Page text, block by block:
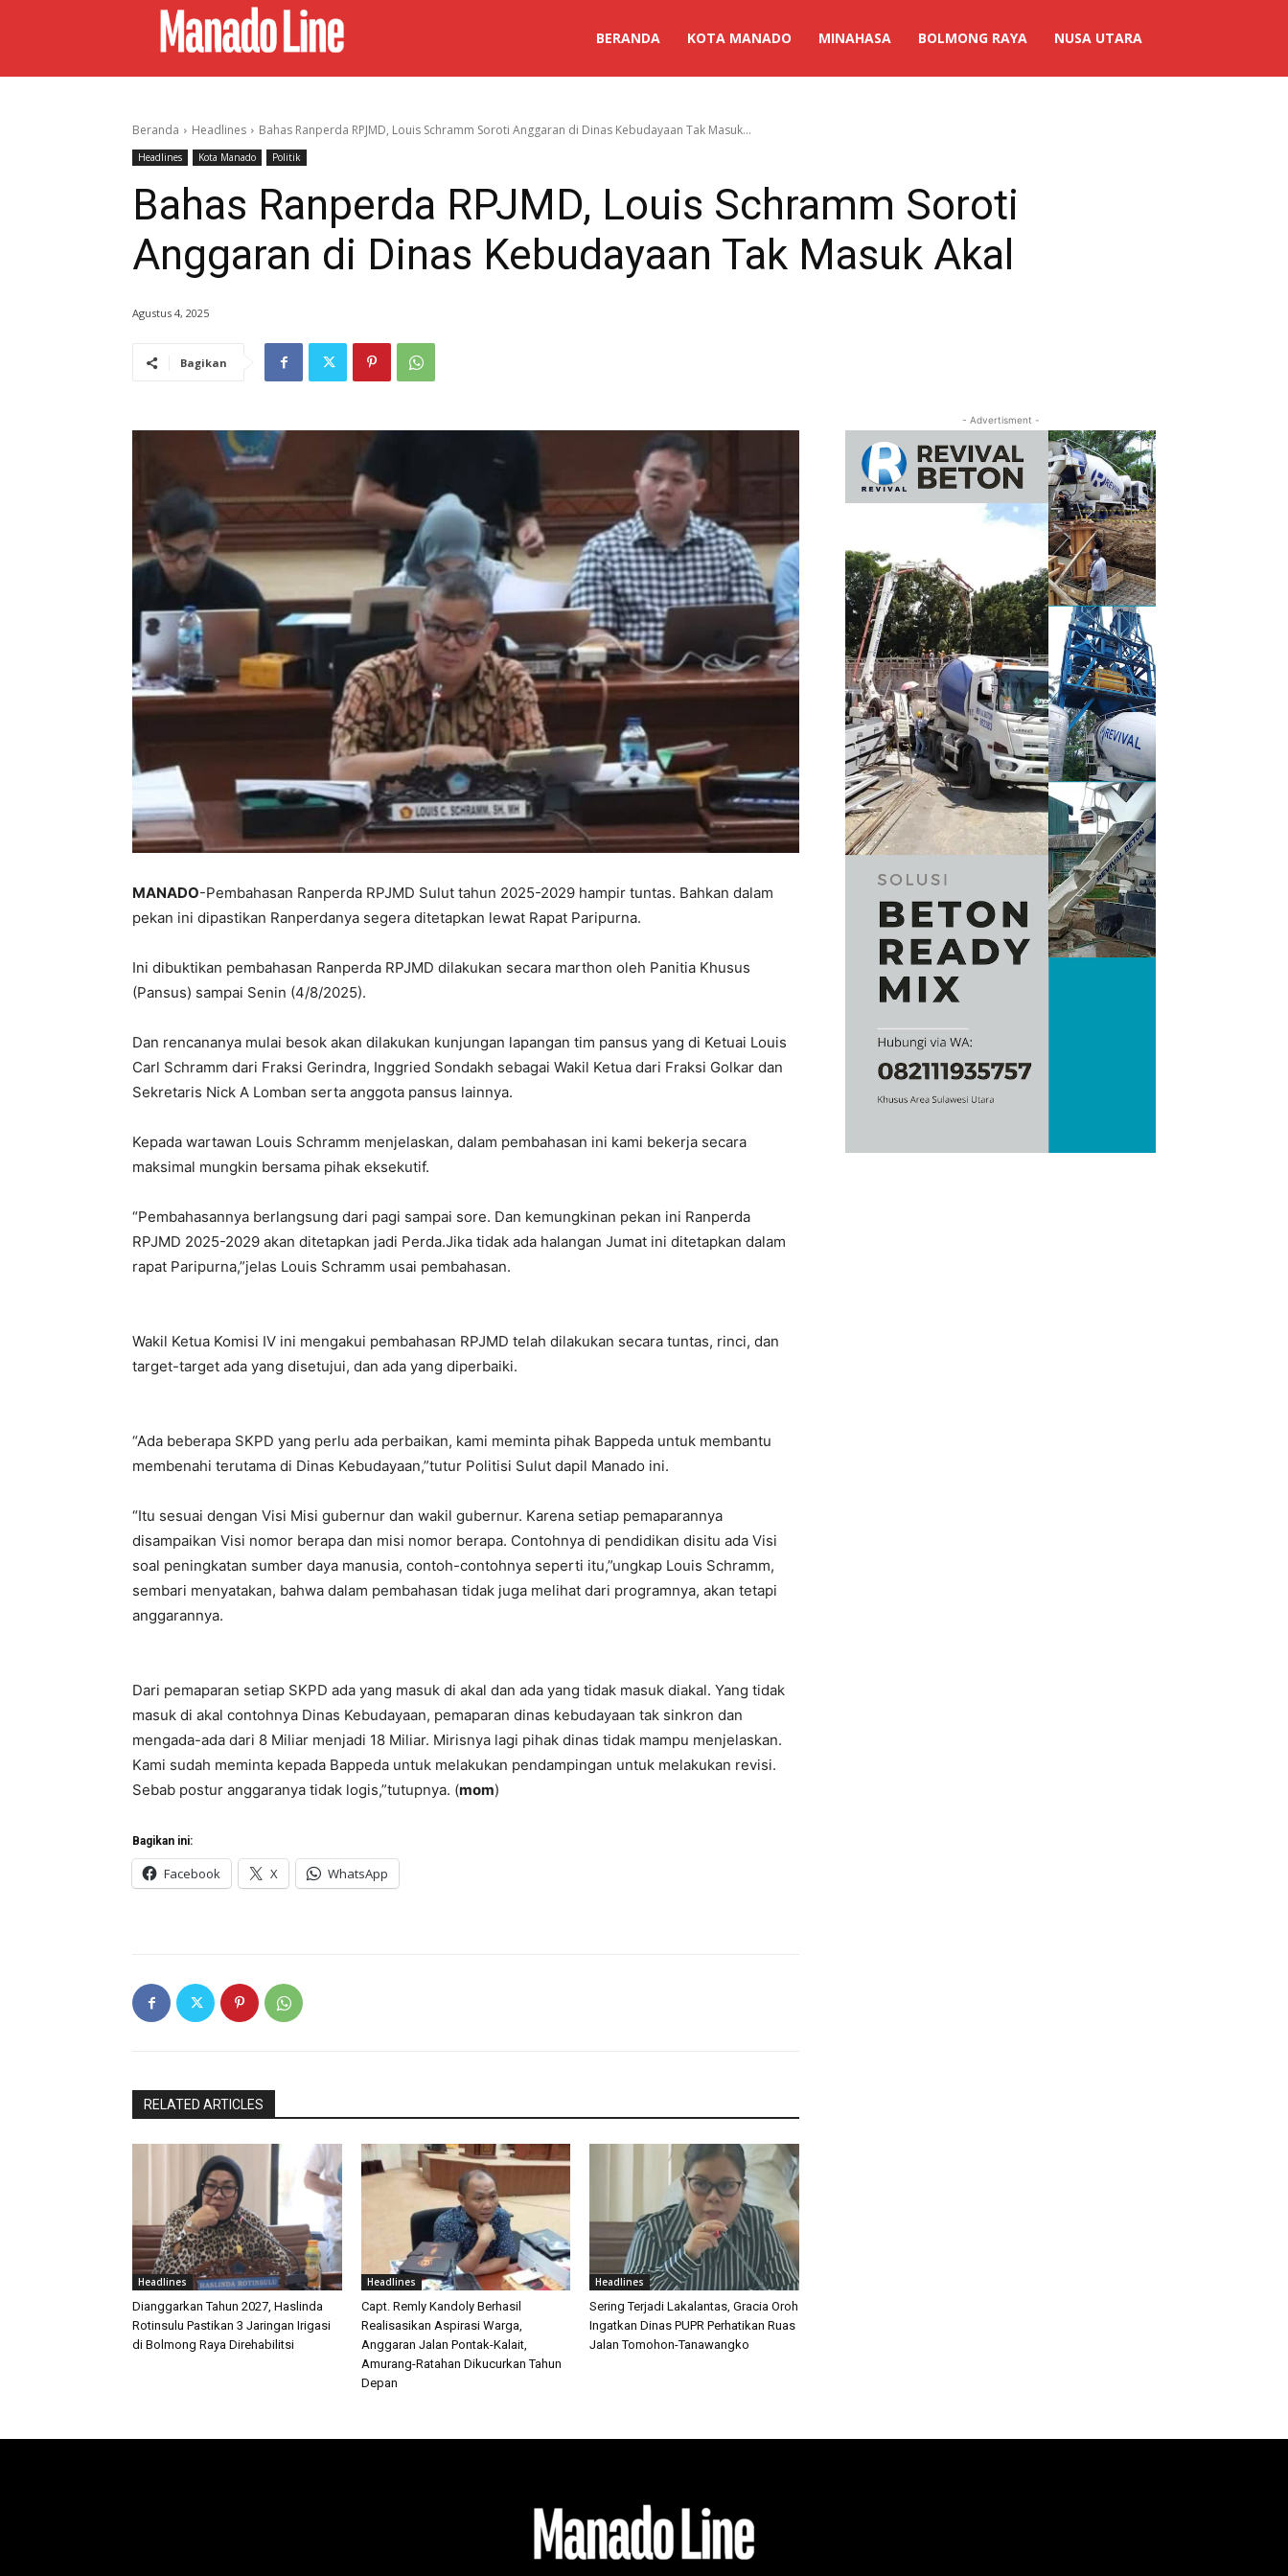
BERANDA KOTA MANADO MINAHASA BOLMONG RAYA NUSA UTARA
Beranda Headlines Bahas Ranperda RPJMD, Louis Schramm Soroti Anggaran di Dinas Kebudayaan Tak Masuk...
Headlines Kota Manado Politik
Bahas Ranperda RPJMD, Louis Schramm Soroti
Anggaran di Dinas Kebudayaan Tak Masuk Akal
Agustus 4, 2025
Bagikan
MANADO-Pembahasan Ranperda RPJMD Sulut tahun 2025-2029 hampir tuntas. Bahkan dalam
pekan ini dipastikan Ranperdanya segera ditetapkan lewat Rapat Paripurna.
Ini dibuktikan pembahasan Ranperda RPJMD dilakukan secara marthon oleh Panitia Khusus
(Pansus) sampai Senin (4/8/2025).
Dan rencananya mulai besok akan dilakukan kunjungan lapangan tim pansus yang di Ketuai Louis
Carl Schramm dari Fraksi Gerindra, Inggried Sondakh sebagai Wakil Ketua dari Fraksi Golkar dan
Sekretaris Nick A Lomban serta anggota pansus lainnya.
Kepada wartawan Louis Schramm menjelaskan, dalam pembahasan ini kami bekerja secara
maksimal mungkin bersama pihak eksekutif.
“Pembahasannya berlangsung dari pagi sampai sore. Dan kemungkinan pekan ini Ranperda
RPJMD 2025-2029 akan ditetapkan jadi Perda.Jika tidak ada halangan Jumat ini ditetapkan dalam
rapat Paripurna,”jelas Louis Schramm usai pembahasan.
Wakil Ketua Komisi IV ini mengakui pembahasan RPJMD telah dilakukan secara tuntas, rinci, dan
target-target ada yang disetujui, dan ada yang diperbaiki.
“Ada beberapa SKPD yang perlu ada perbaikan, kami meminta pihak Bappeda untuk membantu
membenahi terutama di Dinas Kebudayaan,”tutur Politisi Sulut dapil Manado ini.
“Itu sesuai dengan Visi Misi gubernur dan wakil gubernur. Karena setiap pemaparannya
disampaikan Visi nomor berapa dan misi nomor berapa. Contohnya di pendidikan disitu ada Visi
soal peningkatan sumber daya manusia, contoh-contohnya seperti itu,”ungkap Louis Schramm,
sembari menyatakan, bahwa dalam pembahasan tidak juga melihat dari programnya, akan tetapi
anggarannya.
Dari pemaparan setiap SKPD ada yang masuk di akal dan ada yang tidak masuk diakal. Yang tidak
masuk di akal contohnya Dinas Kebudayaan, pemaparan dinas kebudayaan tak sinkron dan
mengada-ada dari 8 Miliar menjadi 18 Miliar. Mirisnya lagi pihak dinas tidak mampu menjelaskan.
Kami sudah meminta kepada Bappeda untuk melakukan pendampingan untuk melakukan revisi.
Sebab postur anggaranya tidak logis,”tutupnya. (mom)
Bagikan ini:
Facebook X WhatsApp
RELATED ARTICLES
Headlines
Dianggarkan Tahun 2027, Haslinda
Rotinsulu Pastikan 3 Jaringan Irigasi
di Bolmong Raya Direhabilitsi
Headlines
Capt. Remly Kandoly Berhasil
Realisasikan Aspirasi Warga,
Anggaran Jalan Pontak-Kalait,
Amurang-Ratahan Dikucurkan Tahun
Depan
Headlines
Sering Terjadi Lakalantas, Gracia Oroh
Ingatkan Dinas PUPR Perhatikan Ruas
Jalan Tomohon-Tanawangko
- Advertisment -